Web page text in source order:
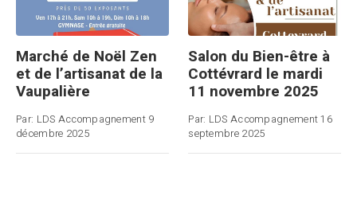
Marché de Noël Zen
et de l’artisanat de la
Vaupalière
Par: LDS Accompagnement 9
décembre 2025
Salon du Bien-être à
Cottévrard le mardi
11 novembre 2025
Par: LDS Accompagnement16
septembre 2025